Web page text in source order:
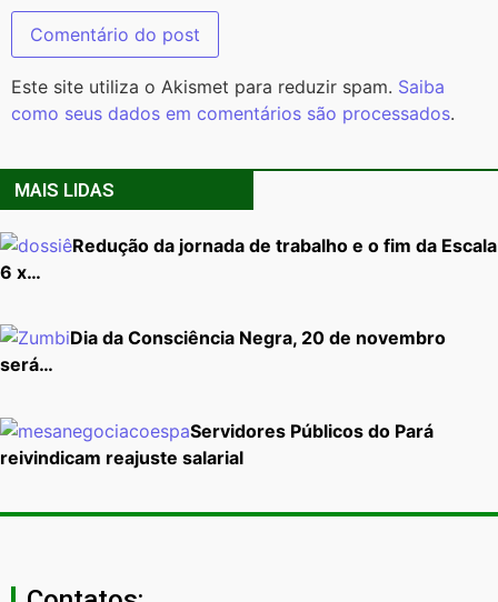
Este site utiliza o Akismet para reduzir spam. Saiba
como seus dados em comentários são processados.
MAIS LIDAS
Redução da jornada de trabalho e o fim da Escala
6 x…
Dia da Consciência Negra, 20 de novembro
será…
Servidores Públicos do Pará
reivindicam reajuste salarial